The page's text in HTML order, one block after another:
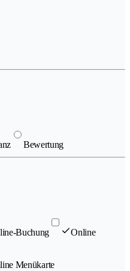
Bewertung
Buchung Online
Menükarte